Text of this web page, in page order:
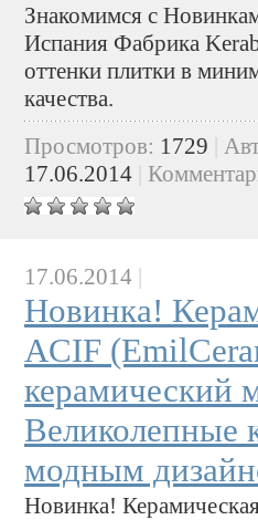
Знакомимся с
Испания Фабрика
оттенки плитки в
качества.
Просмотров: 1729
17.06.2014
17.06.2014 |
Новинка!
ACIF
керамический
Великолепные
модным
Новинка!